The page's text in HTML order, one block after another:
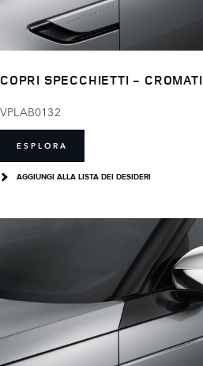
COPRI SPECCHIETTI - CROMATI
VPLAB0132
ESPLORA
AGGIUNGI ALLA LISTA DEI DESIDERI